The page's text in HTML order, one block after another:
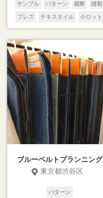
サンプル パターン 裁断 縫製
プレス テキスタイル 小ロット
ブルーペルトプランニング
東京都渋谷区
パターン